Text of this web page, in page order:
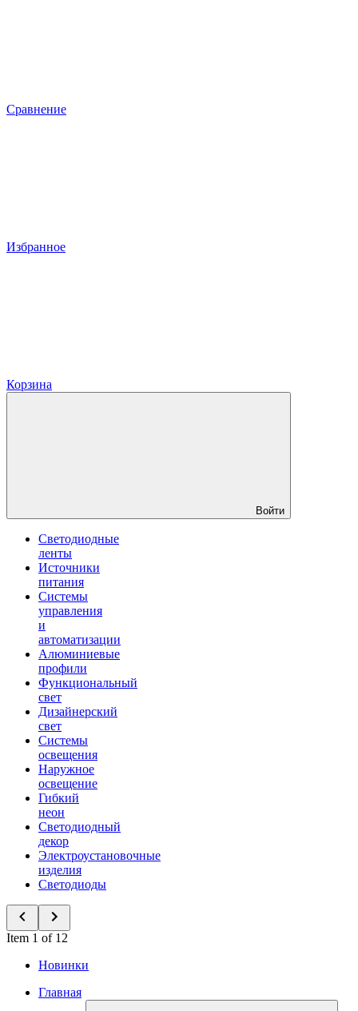
Сравнение
Избранное
Корзина
Войти
Светодиодные
ленты
Источники
питания
Системы
управления
и
автоматизации
Алюминиевые
профили
Функциональный
свет
Дизайнерский
свет
Системы
освещения
Наружное
освещение
Гибкий
неон
Светодиодный
декор
Электроустановочные
изделия
Светодиоды
Item 1 of 12
Новинки
Главная